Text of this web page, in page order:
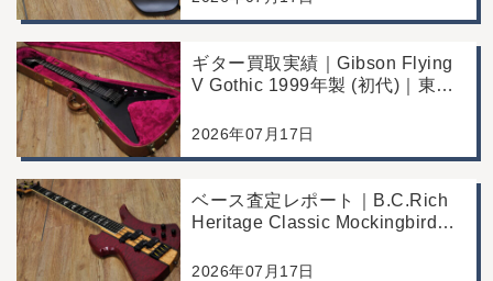
ギター買取実績｜Gibson Flying
V Gothic 1999年製 (初代)｜東京
2026年07月17日
ベース査定レポート｜B.C.Rich
Heritage Classic Mockingbird
にて買取
2026年07月17日